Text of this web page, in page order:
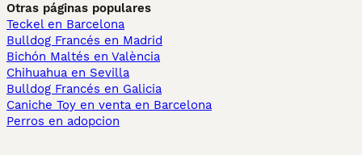
Otras páginas populares
Teckel en Barcelona
Bulldog Francés en Madrid
Bichón Maltés en València
Chihuahua en Sevilla
Bulldog Francés en Galicia
Caniche Toy en venta en Barcelona
Perros en adopcion